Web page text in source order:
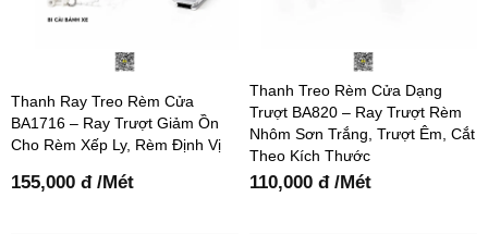
Thanh Ray Treo Rèm Cửa
BA1716 – Ray Trượt Giảm Ồn
Cho Rèm Xếp Ly, Rèm Định Vị
155,000 đ /Mét
Thanh Treo Rèm Cửa Dạng
Trượt BA820 – Ray Trượt Rèm
Nhôm Sơn Trắng, Trượt Êm, Cắt
Theo Kích Thước
110,000 đ /Mét